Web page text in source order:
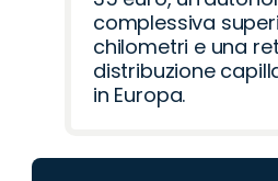
complessiva
chilometri e una
distribuzione
in Europa.